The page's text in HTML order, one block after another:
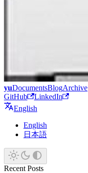
yuDocumentsBlogArchive
GitHub
LinkedIn
English
English
日本語
Recent Posts